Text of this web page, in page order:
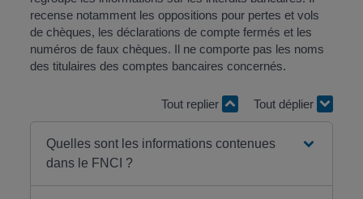
recense notamment les oppositions pour pertes et vols
de chèques, les déclarations de compte fermés et les
numéros de faux chèques. Il ne comporte pas les noms
des titulaires des comptes bancaires concernés.
Tout replier Tout déplier
Quelles sont les informations contenues
dans le FNCI ?